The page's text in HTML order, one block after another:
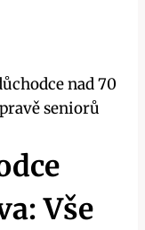
nad 70
seniorů
Vše